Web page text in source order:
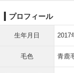
プロフィール
生年月日 2017
毛色 青鹿